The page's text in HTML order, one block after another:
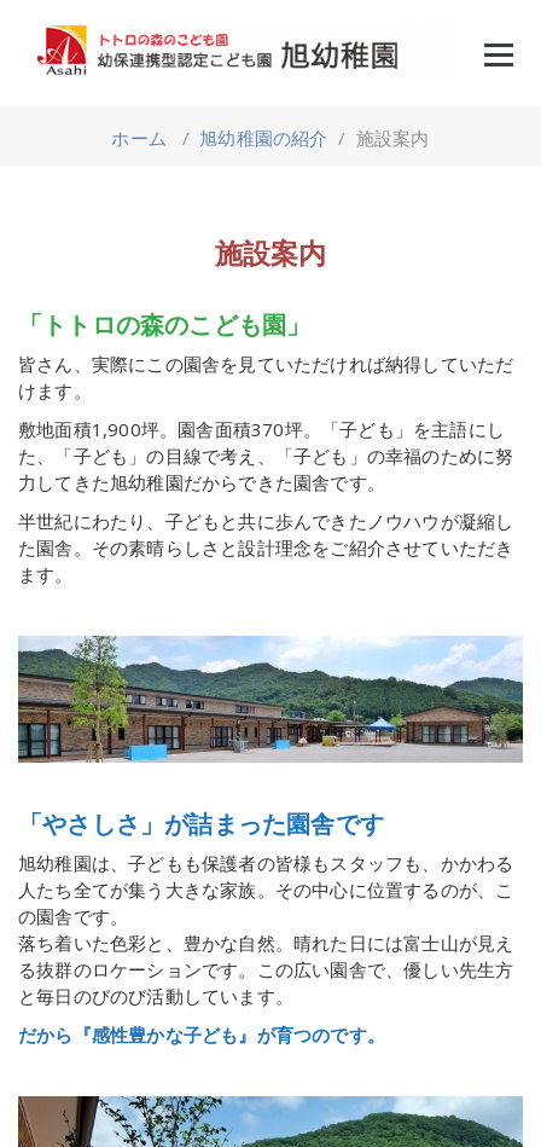
ホーム / 旭幼稚園の紹介 / 施設案内
施設案内
「トトロの森のこども園」
皆さん、実際にこの園舎を見ていただければ納得していただ
けます。
敷地面積1,900坪。園舎面積370坪。「子ども」を主語にし
た、「子ども」の目線で考え、「子ども」の幸福のために努
力してきた旭幼稚園だからできた園舎です。
半世紀にわたり、子どもと共に歩んできたノウハウが凝縮し
た園舎。その素晴らしさと設計理念をご紹介させていただき
ます。
「やさしさ」が詰まった園舎です
旭幼稚園は、子どもも保護者の皆様もスタッフも、かかわる
人たち全てが集う大きな家族。その中心に位置するのが、こ
の園舎です。
落ち着いた色彩と、豊かな自然。晴れた日には富士山が見え
る抜群のロケーションです。この広い園舎で、優しい先生方
と毎日のびのび活動しています。
だから『感性豊かな子ども』が育つのです。